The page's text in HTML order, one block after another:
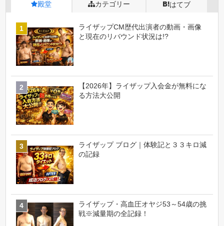
殿堂 カテゴリー はてブ
ライザップCM歴代出演者の動画・画像
と現在のリバウンド状況は!?
【2026年】ライザップ入会金が無料にな
る方法大公開
ライザップ ブログ｜体験記と３３キロ減
の記録
ライザップ・高血圧オヤジ53～54歳の挑
戦※減量期の全記録！